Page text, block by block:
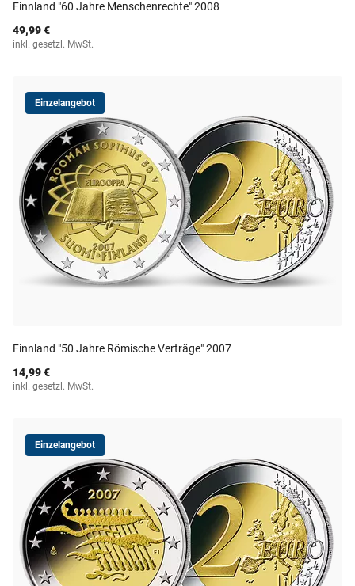
Finnland "60 Jahre Menschenrechte" 2008
49,99 €
inkl. gesetzl. MwSt.
Einzelangebot
Finnland "50 Jahre Römische Verträge" 2007
14,99 €
inkl. gesetzl. MwSt.
Einzelangebot